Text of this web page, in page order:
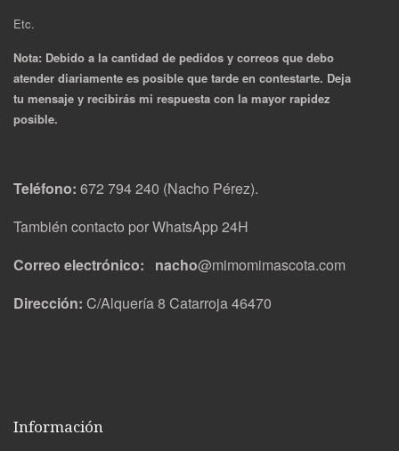
Etc.
Nota: Debido a la cantidad de pedidos y correos que debo
atender diariamente es posible que tarde en contestarte. Deja
tu mensaje y recibirás mi respuesta con la mayor rapidez
posible.
Teléfono: 672 794 240 (Nacho Pérez).
También contacto por WhatsApp 24H
Correo electrónico: nacho@mimomimascota.com
Dirección: C/Alquería 8 Catarroja 46470
Información